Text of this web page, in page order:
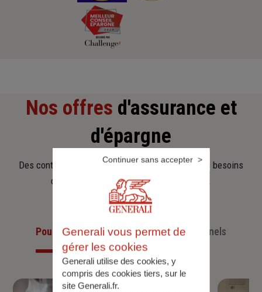
Nos offres d'assurance et
d'épargne
Des contrats clairs et flexibles pour sécuriser vos besoins
d’aujourd’hui et anticiper ceux de demain.
Pour les particuliersPour les professionnels
Generali vous permet de
gérer les cookies
Generali utilise des cookies, y
compris des cookies tiers, sur le
site Generali.fr.
Continuer sans accepter